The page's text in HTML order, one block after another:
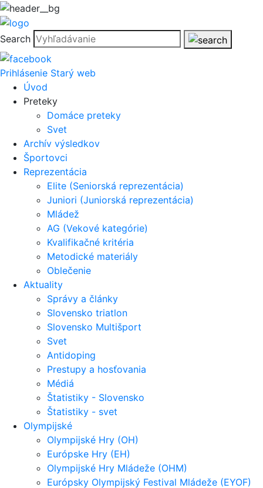
Search
Prihlásenie Starý web
Úvod
Preteky
Domáce preteky
Svet
Archív výsledkov
Športovci
Reprezentácia
Elite (Seniorská reprezentácia)
Juniori (Juniorská reprezentácia)
Mládež
AG (Vekové kategórie)
Kvalifikačné kritéria
Metodické materiály
Oblečenie
Aktuality
Správy a články
Slovensko triatlon
Slovensko Multišport
Svet
Antidoping
Prestupy a hosťovania
Médiá
Štatistiky - Slovensko
Štatistiky - svet
Olympijské
Olympijské Hry (OH)
Európske Hry (EH)
Olympijské Hry Mládeže (OHM)
Európsky Olympijský Festival Mládeže (EYOF)